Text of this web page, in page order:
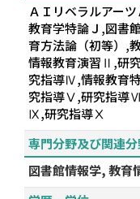
ＡＩリベラルアー
教育学特論Ｊ,図書
育方法論（初等）,
情報教育演習Ⅱ,研
究指導Ⅳ,情報教育
究指導Ⅴ,研究指導
Ⅸ,研究指導Ⅹ
専門分野及び関連
図書館情報学, 教育